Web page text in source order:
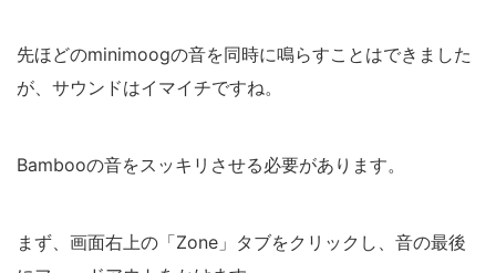
先ほどのminimoogの音を同時に鳴らすことはできました
が、サウンドはイマイチですね。
Bambooの音をスッキリさせる必要があります。
まず、画面右上の「Zone」タブをクリックし、音の最後